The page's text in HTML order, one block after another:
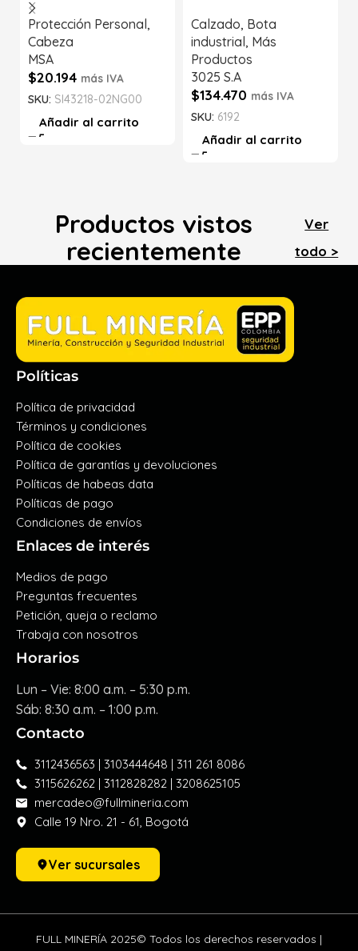
Protección Personal,
Cabeza
MSA
$20.194 más IVA
SKU: SI43218-02NG00
Añadir al carrito
Calzado, Bota
industrial, Más
Productos
3025 S.A
$134.470 más IVA
SKU: 6192
Añadir al carrito
Productos vistos
recientemente
Ver
todo >
Políticas
Política de privacidad
Términos y condiciones
Política de cookies
Política de garantías y devoluciones
Políticas de habeas data
Políticas de pago
Condiciones de envíos
Enlaces de interés
Medios de pago
Preguntas frecuentes
Petición, queja o reclamo
Trabaja con nosotros
Horarios
Lun – Vie: 8:00 a.m. – 5:30 p.m.
Sáb: 8:30 a.m. – 1:00 p.m.
Contacto
3112436563 | 3103444648 | 311 261 8086
3115626262 | 3112828282 | 3208625105
mercadeo@fullmineria.com
Calle 19 Nro. 21 - 61, Bogotá
Ver sucursales
FULL MINERÍA 2025© Todos los derechos reservados |